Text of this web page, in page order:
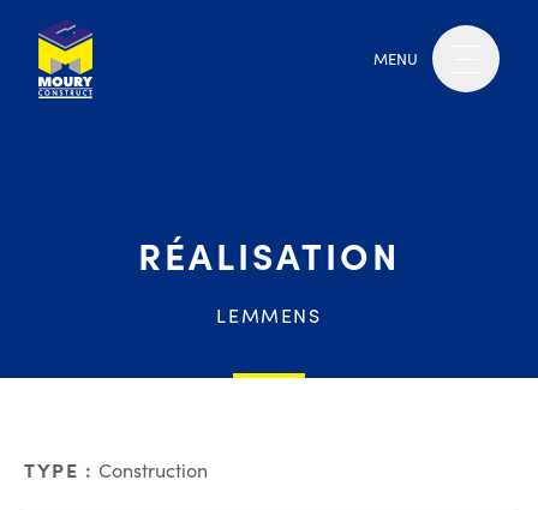
MENU
RÉALISATION
LEMMENS
TYPE : Construction